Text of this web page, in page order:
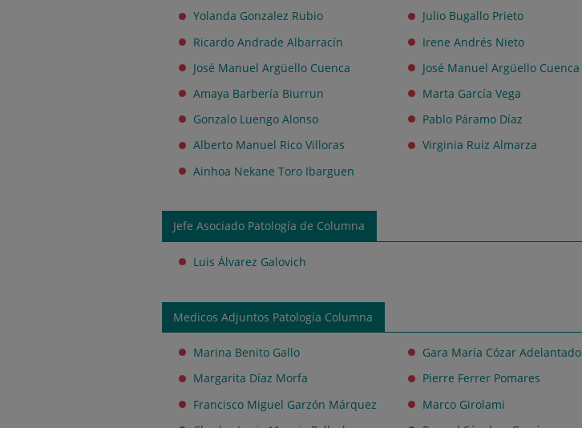
Yolanda Gonzalez Rubio
Julio Bugallo Prieto
Ricardo Andrade Albarracín
Irene Andrés Nieto
José Manuel Argüello Cuenca
José Manuel Argüello Cuenca
Amaya Barbería Biurrun
Marta García Vega
Gonzalo Luengo Alonso
Pablo Páramo Díaz
Alberto Manuel Rico Villoras
Virginia Ruiz Almarza
Ainhoa Nekane Toro Ibarguen
Jefe Asociado Patología de Columna
Luis Álvarez Galovich
Medicos Adjuntos Patología Columna
Marina Benito Gallo
Gara María Cózar Adelantado
Margarita Díaz Morfa
Pierre Ferrer Pomares
Francisco Miguel Garzón Márquez
Marco Girolami